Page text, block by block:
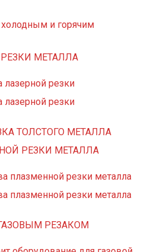
и горячим
МЕТАЛЛА
резки
резки
ТОЛСТОГО МЕТАЛЛА
РЕЗКИ МЕТАЛЛА
плазменной резки металла
плазменной резки металла
РЕЗАКОМ